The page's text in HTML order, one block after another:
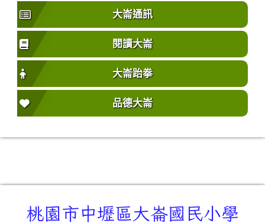
大崙通訊
閱讀大崙
大崙跆拳
品德大崙
桃園市中壢區大崙國民小學